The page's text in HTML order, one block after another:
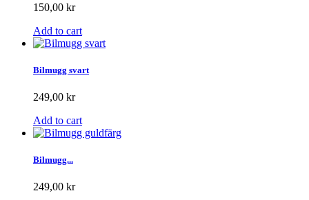
150,00 kr
Add to cart
Bilmugg svart
249,00 kr
Add to cart
Bilmugg...
249,00 kr